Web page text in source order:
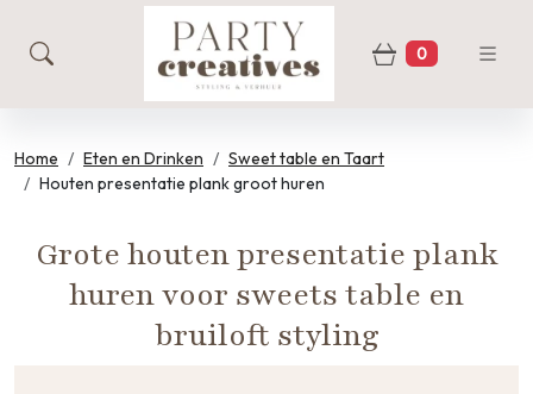
zoeken
0
Home Eten en Drinken
Sweet table en Taart
Houten presentatie plank groot huren
Grote houten presentatie plank
huren voor sweets table en
bruiloft styling